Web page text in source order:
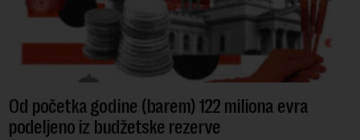
Od početka godine (barem) 122 miliona evra
podeljeno iz budžetske rezerve